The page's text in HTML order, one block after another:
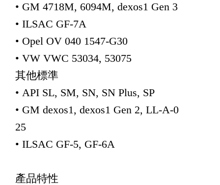
• GM 4718M, 6094M, dexos1 Gen 3
• ILSAC GF-7A
• Opel OV 040 1547-G30
• VW VWC 53034, 53075
其他標準
• API SL, SM, SN, SN Plus, SP
• GM dexos1, dexos1 Gen 2, LL-A-0
25
• ILSAC GF-5, GF-6A
產品特性